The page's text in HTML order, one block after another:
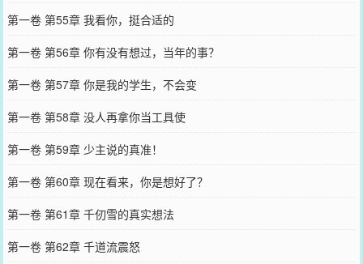
第一卷 第55章 我看你，挺合适的
第一卷 第56章 你有没有想过，当年的事？
第一卷 第57章 你是我的学生，不会变
第一卷 第58章 没人再拿你当工具使
第一卷 第59章 少主说的真准！
第一卷 第60章 现在看来，你是想好了？
第一卷 第61章 千仞雪的真实想法
第一卷 第62章 千道流震怒